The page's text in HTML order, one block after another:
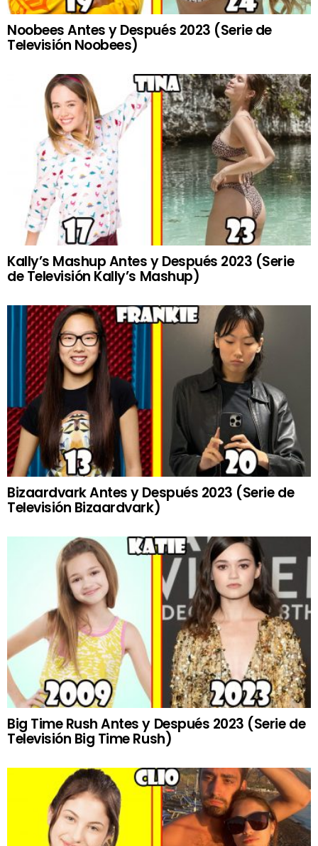
Noobees Antes y Después 2023 (Serie de
Televisión Noobees)
Kally’s Mashup Antes y Después 2023 (Serie
de Televisión Kally’s Mashup)
Bizaardvark Antes y Después 2023 (Serie de
Televisión Bizaardvark)
Big Time Rush Antes y Después 2023 (Serie de
Televisión Big Time Rush)